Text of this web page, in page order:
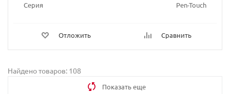
Серия
Pen-Touch
Отложить Сравнить
Найдено товаров: 108
Показать еще